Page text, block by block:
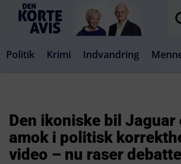
Politik Krimi Indvandring
Den ikoniske bil Jaguar
amok i politisk
video – nu raser